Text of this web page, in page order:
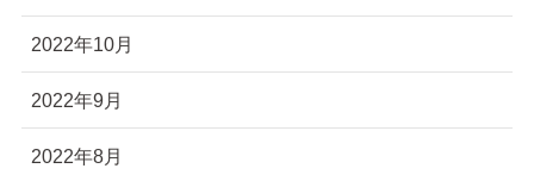
2022年10月
2022年9月
2022年8月